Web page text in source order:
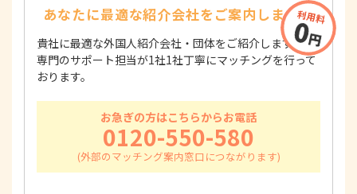
あなたに最適な紹介会社をご案内します！
貴社に最適な外国人紹介会社・団体をご紹介します！
専門のサポート担当が1社1社丁寧にマッチングを行って
おります。
お急ぎの方はこちらからお電話
0120-550-580